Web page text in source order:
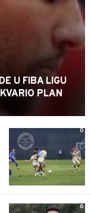
U FIBA LIGU
PLAN
0
0